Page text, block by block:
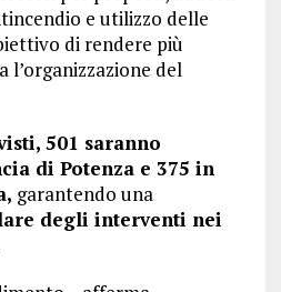
e utilizzo delle
di rendere più
l’organizzazione del
501 saranno
di Potenza e 375 in
garantendo una
degli interventi nei